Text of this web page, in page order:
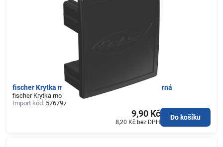
fischer Krytka montážních lišt SolarFish H44 černá
fischer Krytka montážních lišt SolarFish H44 černá
Import kód: 576797
9,90 Kč
8,20 Kč bez DPH
Do košíku